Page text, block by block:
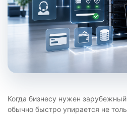
Когда бизнесу нужен
обычно быстро упирается не